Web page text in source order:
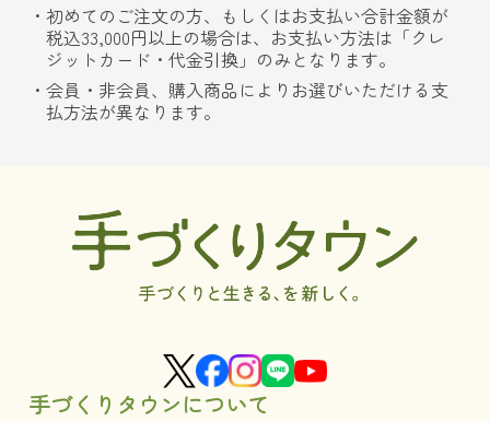
初めてのご注文の方、もしくはお支払い合計金額が
税込33,000円以上の場合は、お支払い方法は「クレ
ジットカード・代金引換」のみとなります。
会員・非会員、購入商品によりお選びいただける支
払方法が異なります。
手づくりタウンについて